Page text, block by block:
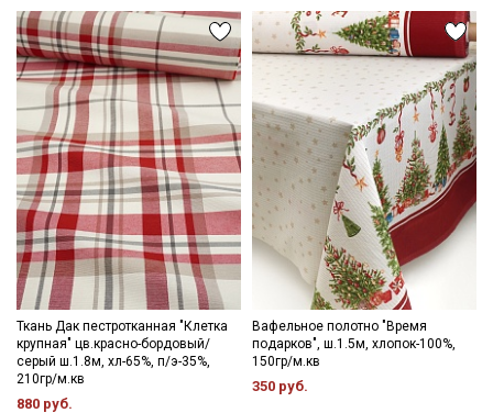
Ткань Дак пестротканная "Клетка
крупная" цв.красно-бордовый/
серый ш.1.8м, хл-65%, п/э-35%,
210гр/м.кв
880 руб.
Вафельное полотно "Время
подарков", ш.1.5м, хлопок-100%,
150гр/м.кв
350 руб.